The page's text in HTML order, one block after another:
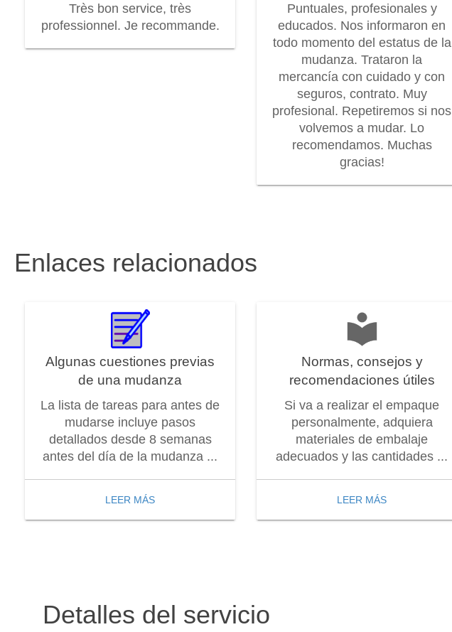
Très bon service, très
professionnel. Je recommande.
Puntuales, profesionales y
educados. Nos informaron en
todo momento del estatus de la
mudanza. Trataron la
mercancía con cuidado y con
seguros, contrato. Muy
profesional. Repetiremos si nos
volvemos a mudar. Lo
recomendamos. Muchas
gracias!
Enlaces relacionados
Algunas cuestiones previas
de una mudanza
La lista de tareas para antes de
mudarse incluye pasos
detallados desde 8 semanas
antes del día de la mudanza ...
LEER MÁS
Normas, consejos y
recomendaciones útiles
Si va a realizar el empaque
personalmente, adquiera
materiales de embalaje
adecuados y las cantidades ...
LEER MÁS
Detalles del servicio